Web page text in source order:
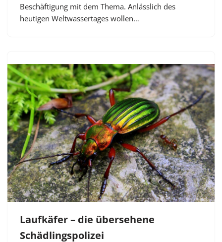
Beschäftigung mit dem Thema. Anlässlich des
heutigen Weltwassertages wollen…
Laufkäfer – die übersehene
Schädlingspolizei